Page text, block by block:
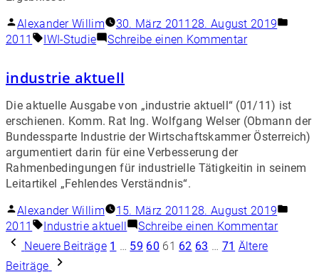
Alexander Willim
30. März 2011 28. August 2019
2011
IWI-Studie Schreibe einen Kommentar
industrie aktuell
Die aktuelle Ausgabe von „industrie aktuell“ (01/11) ist
erschienen. Komm. Rat Ing. Wolfgang Welser (Obmann der
Bundessparte Industrie der Wirtschaftskammer Österreich)
argumentiert darin für eine Verbesserung der
Rahmenbedingungen für industrielle Tätigkeitin in seinem
Leitartikel „Fehlendes Verständnis“.
Alexander Willim
15. März 2011 28. August 2019
2011
Industrie aktuell
Schreibe einen Kommentar
Neuere Beiträge 1 … 59 60 61 62 63 … 71 Ältere
Beiträge